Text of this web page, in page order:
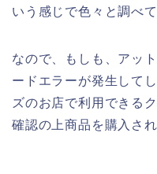
いう感じで色々と調べ
なので、もしも、アッ
ードエラーが発生して
ズのお店で利用できる
確認の上商品を購入さ